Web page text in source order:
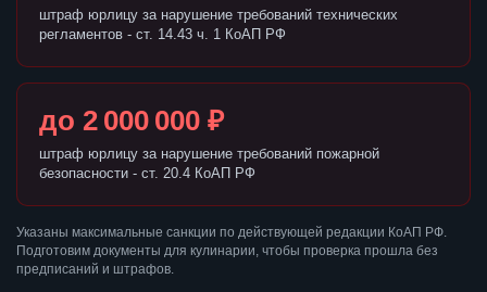
штраф юрлицу за нарушение требований технических
регламентов - ст. 14.43 ч. 1 КоАП РФ
до 2 000 000 ₽
штраф юрлицу за нарушение требований пожарной
безопасности - ст. 20.4 КоАП РФ
Указаны максимальные санкции по действующей редакции КоАП РФ.
Подготовим документы для кулинарии, чтобы проверка прошла без
предписаний и штрафов.